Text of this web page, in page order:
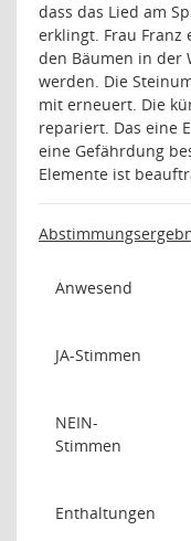
dass das Lied am
erklingt. Frau Franz
den Bäumen in der
werden. Die
mit erneuert. Die
repariert. Das eine
eine Gefährdung
Elemente ist
Anwesend
JA-Stimmen
NEIN-
Stimmen
Enthaltungen